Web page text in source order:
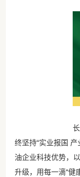
终坚持“实业报国
油企业科技优势，
升级，用每一滴“健